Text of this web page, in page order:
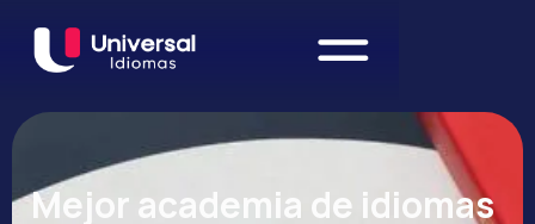
Mejor academia de idiomas